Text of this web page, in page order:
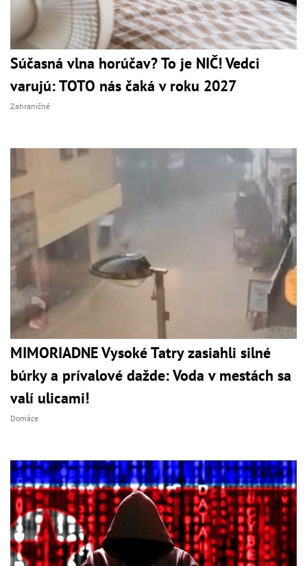
Súčasná vlna horúčav? To je NIČ! Vedci
varujú: TOTO nás čaká v roku 2027
Zahraničné
MIMORIADNE Vysoké Tatry zasiahli silné
búrky a prívalové dažde: Voda v mestách sa
valí ulicami!
Domáce